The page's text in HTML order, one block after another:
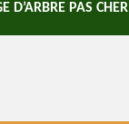
D’ARBRE PAS